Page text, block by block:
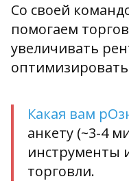
Со своей
помогаем
увеличивать
Какая вам
анкету (~3-4
инструменты
торговли.